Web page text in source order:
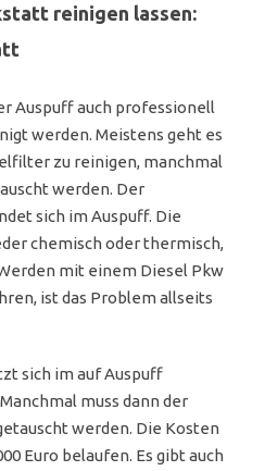
reinigen lassen:
Auspuff auch professionell
werden. Meistens geht es
zu reinigen, manchmal
werden. Der
sich im Auspuff. Die
chemisch oder thermisch,
mit einem Diesel Pkw
ist das Problem allseits
sich im auf Auspuff
muss dann der
werden. Die Kosten
Euro belaufen. Es gibt auch